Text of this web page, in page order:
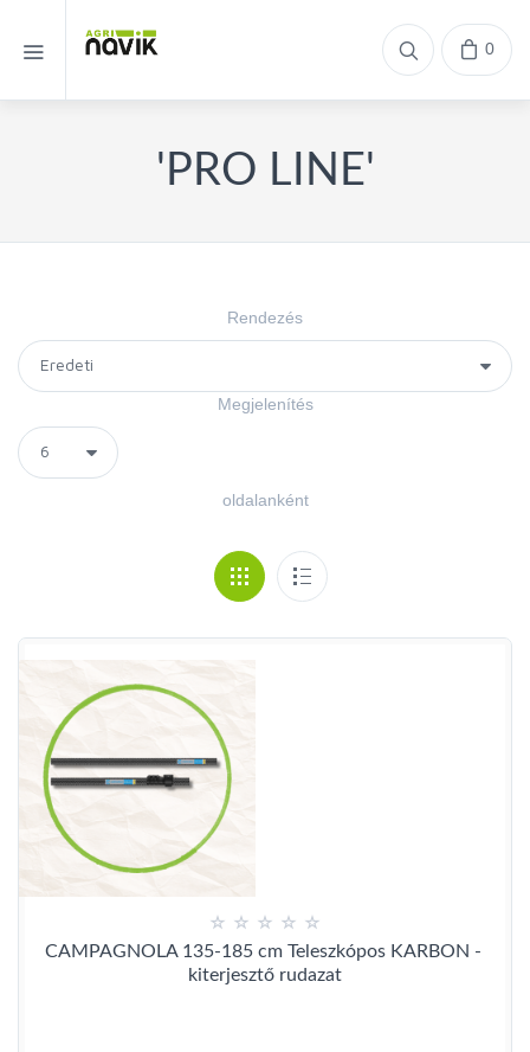
0
'PRO LINE'
Rendezés
Megjelenítés
oldalanként
CAMPAGNOLA 135-185 cm Teleszkópos KARBON -
kiterjesztő rudazat